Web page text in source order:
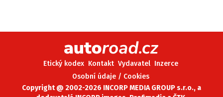
Etický kodex Kontakt Vydavatel Inzerce
Osobní údaje / Cookies
Copyright @ 2002-2026 INCORP MEDIA GROUP s.r.o., a